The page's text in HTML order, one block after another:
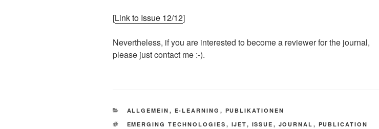
[Link to Issue 12/12]
Nevertheless, if you are interested to become a reviewer for the journal,
please just contact me :-).
KATEGORIEN
ALLGEMEIN , E-LEARNING , PUBLIKATIONEN
SCHLAGWÖRTER
EMERGING TECHNOLOGIES , IJET, ISSUE , JOURNAL , PUBLICATION